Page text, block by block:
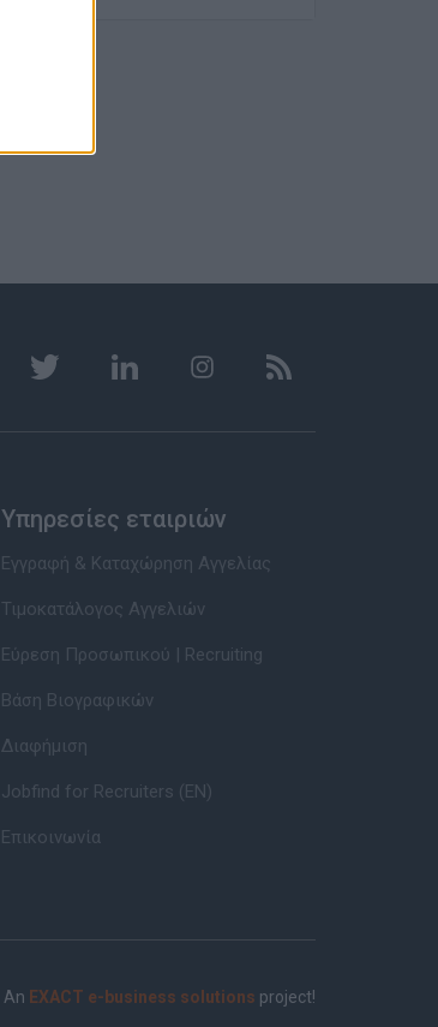
Υπηρεσίες εταιριών
Εγγραφή & Καταχώρηση Αγγελίας
Τιμοκατάλογος Αγγελιών
Εύρεση Προσωπικού | Recruiting
Βάση Βιογραφικών
Διαφήμιση
Jobfind for Recruiters (EN)
Επικοινωνία
An EXACT e-business solutions project!